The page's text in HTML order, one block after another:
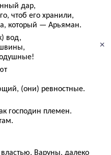
×
дар,
чтоб его хранили,
который — Арьяман.
вод,
(они) ревностные.
господин племен.
Варуны, далеко